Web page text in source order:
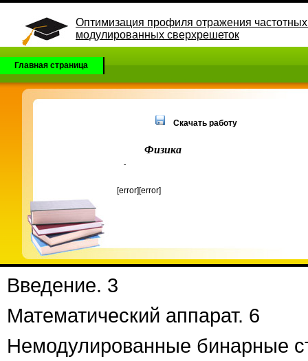
Оптимизация профиля отражения
модулированных сверхрешеток
Главная страница
Скачать работу
Физика
-
[error][error]
Введение. 3
Математический аппарат. 6
Немодулированные бинарные